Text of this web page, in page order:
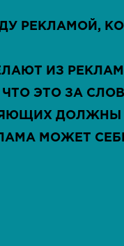
РЕКЛАМОЙ,
ИЗ
ЭТО ЗА
ДОЛЖНЫ
МОЖЕТ